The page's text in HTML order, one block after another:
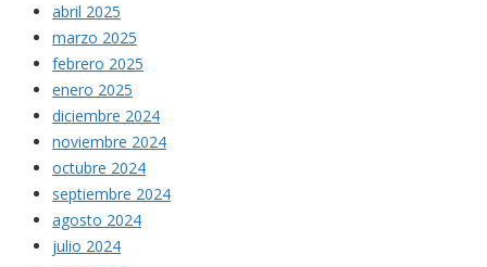
abril 2025
marzo 2025
febrero 2025
enero 2025
diciembre 2024
noviembre 2024
octubre 2024
septiembre 2024
agosto 2024
julio 2024